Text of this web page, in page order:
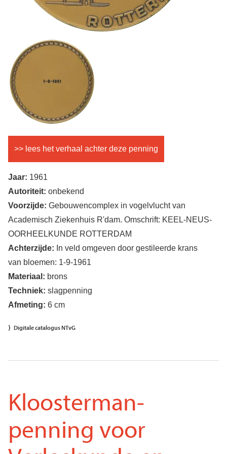
Achterkant
penning
Afbeelding
>> lees het verhaal achter deze penning
Jaar: 1961
Autoriteit: onbekend
Voorzijde: Gebouwencomplex in vogelvlucht van
Academisch Ziekenhuis R'dam. Omschrift: KEEL-NEUS-
OORHEELKUNDE ROTTERDAM
Achterzijde: In veld omgeven door gestileerde krans
van bloemen: 1-9-1961
Materiaal: brons
Techniek: slagpenning
Afmeting: 6 cm
Digitale catalogus NTvG
Kloosterman-
penning voor